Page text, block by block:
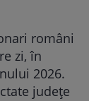
români
zi, în
2026.
județe